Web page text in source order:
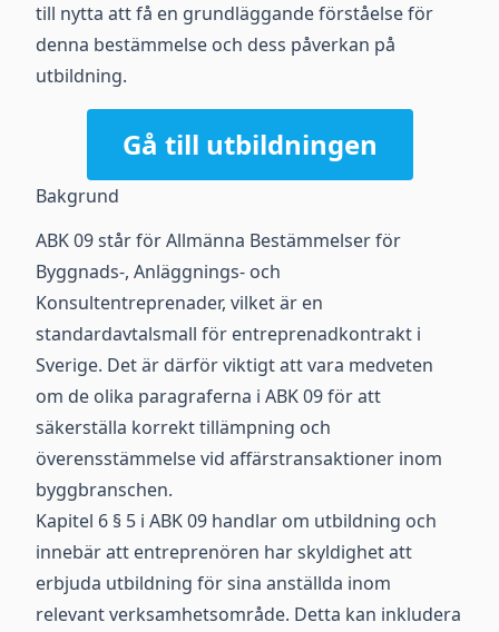
till nytta att få en grundläggande förståelse för
denna bestämmelse och dess påverkan på
utbildning.
Gå till utbildningen
Bakgrund
ABK 09 står för Allmänna Bestämmelser för
Byggnads-, Anläggnings- och
Konsultentreprenader, vilket är en
standardavtalsmall för entreprenadkontrakt i
Sverige. Det är därför viktigt att vara medveten
om de olika paragraferna i ABK 09 för att
säkerställa korrekt tillämpning och
överensstämmelse vid affärstransaktioner inom
byggbranschen.
Kapitel 6 § 5 i ABK 09 handlar om utbildning och
innebär att entreprenören har skyldighet att
erbjuda utbildning för sina anställda inom
relevant verksamhetsområde. Detta kan inkludera